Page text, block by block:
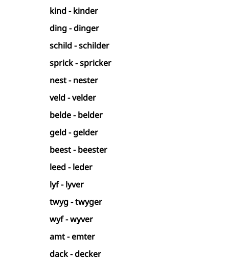
kind - kinder
ding - dinger
schild - schilder
sprick - spricker
nest - nester
veld - velder
belde - belder
geld - gelder
beest - beester
leed - leder
lyf - lyver
twyg - twyger
wyf - wyver
amt - emter
dack - decker